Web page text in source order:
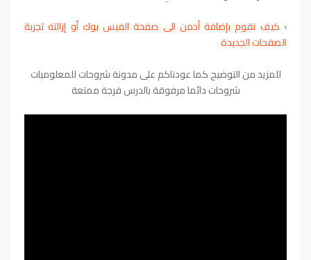
› كيف تقوم بإضافة أدمن الى صفحة الفيس بوك أو إزالته تجربة
الصفحات الجديدة
للمزيد من التوضيح كما عودناكم على مدونة شروحات للمعلوميات
شروحات دائما مرفوقة بالدرس فرجة ممتعة